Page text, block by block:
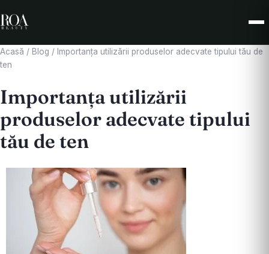
Acasă / Blog / Importanța utilizării produselor adecvate tipului tău de
ten
Importanța utilizării
produselor adecvate tipului
tău de ten